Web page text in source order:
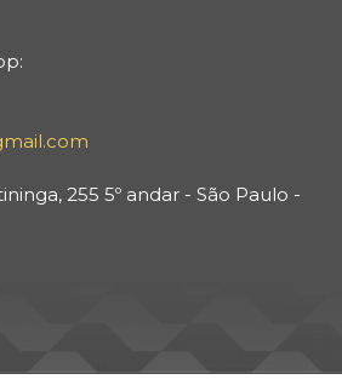
255 5º andar - São Paulo -